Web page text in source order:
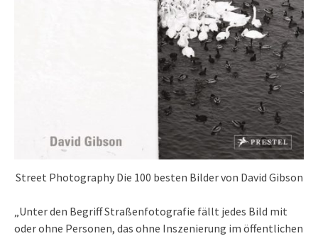
Street Photography Die 100 besten Bilder von David Gibson
„Unter den Begriff Straßenfotografie fällt jedes Bild mit
oder ohne Personen, das ohne Inszenierung im öffentlichen